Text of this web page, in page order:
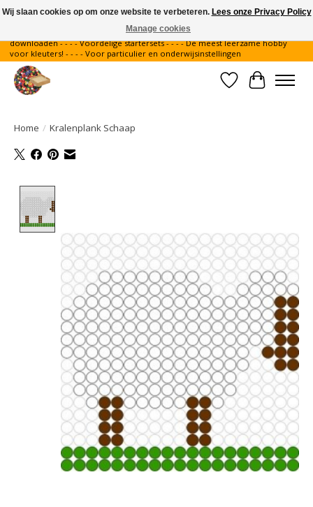
Gratis verzending binnen Nederland - - - - Legvoorbeelden gratis te
downloaden - - - - Voordelige startersets - - - - De meest leerzame hobby
voor kleuters! - - - - Voor particulier en onderwijsinstellingen
Verlanglijst
Home / Kralenplank Schaap
Wij slaan cookies op om onze website te verbeteren. Lees onze Privacy Policy
Manage cookies